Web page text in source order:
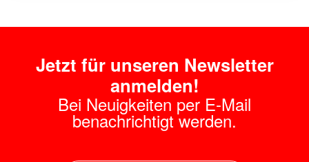
Jetzt für unseren Newsletter
anmelden!
Bei Neuigkeiten per E-Mail
benachrichtigt werden.